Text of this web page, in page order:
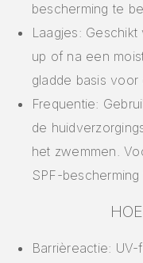
bescherming te
Laagjes:
up of na een
gladde basis
Frequentie:
de
het zwemmen.
SPF-
Barrièreactie: